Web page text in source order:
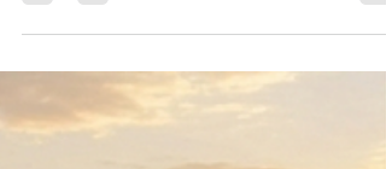
운 귀신을 쫓아내며 모든 병과 모든 약한 것을 고치